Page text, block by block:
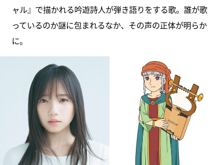
ャル』で描かれる吟遊詩人が弾き語りをする歌。誰が歌
っているのか謎に包まれるなか、その声の正体が明らか
に。